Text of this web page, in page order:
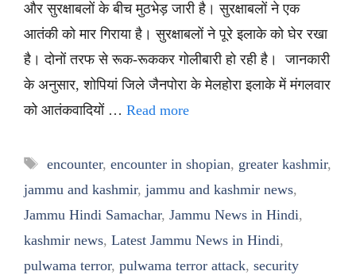
और सुरक्षाबलों के बीच मुठभेड़ जारी है। सुरक्षाबलों ने एक
आतंकी को मार गिराया है। सुरक्षाबलों ने पूरे इलाके को घेर रखा
है। दोनों तरफ से रूक-रूककर गोलीबारी हो रही है। जानकारी
के अनुसार, शोपियां जिले जैनपोरा के मेलहोरा इलाके में मंगलवार
को आतंकवादियों … Read more
Tags
encounter, encounter in shopian, greater kashmir,
jammu and kashmir, jammu and kashmir news,
Jammu Hindi Samachar, Jammu News in Hindi,
kashmir news, Latest Jammu News in Hindi,
pulwama terror, pulwama terror attack, security